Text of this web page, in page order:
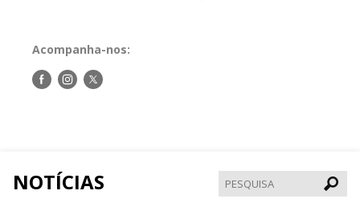
Acompanha-nos:
Siga-Siga-Siga-
NOTÍCIAS